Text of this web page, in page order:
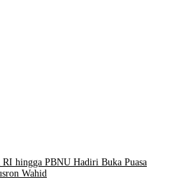
hingga PBNU Hadiri Buka Puasa
Wahid